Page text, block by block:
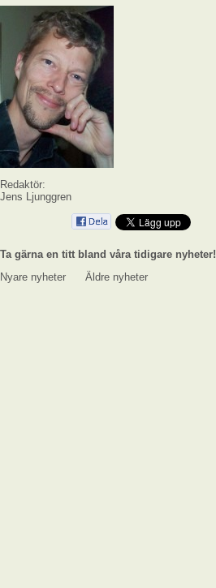
Redaktör:
Jens Ljunggren
Ta gärna en titt bland våra tidigare nyheter!
Nyare nyheter
Äldre nyheter